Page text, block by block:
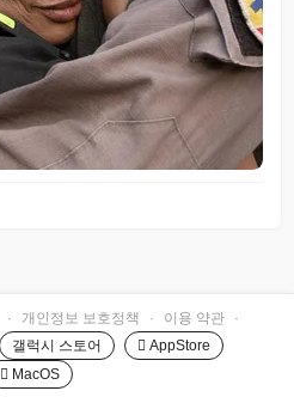
· 개인정보 보호정책 · 이용 약관
·
갤럭시 스토어
 AppStore
 MacOS